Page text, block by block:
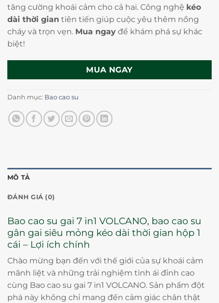
tăng cường khoái cảm cho cả hai. Công nghệ kéo
dài thời gian tiên tiến giúp cuộc yêu thêm nồng
cháy và trọn vẹn. Mua ngay để khám phá sự khác
biệt!
MUA NGAY
Danh mục: Bao cao su
MÔ TẢ
ĐÁNH GIÁ (0)
Bao cao su gai 7 in1 VOLCANO, bao cao su
gân gai siêu mỏng kéo dài thời gian hộp 1
cái – Lợi ích chính
Chào mừng bạn đến với thế giới của sự khoái cảm
mãnh liệt và những trải nghiệm tình ái đỉnh cao
cùng Bao cao su gai 7 in1 VOLCANO. Sản phẩm đột
phá này không chỉ mang đến cảm giác chân thật